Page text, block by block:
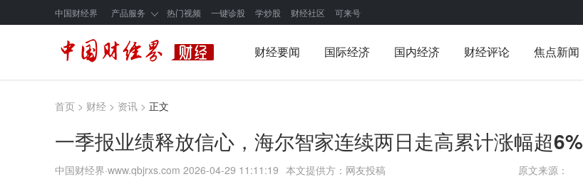
中国财经界 产品服务 热门视频 一键诊股 学炒股 财经社区 可来号
财经要闻 国际经济 国内经济 财经评论 焦点新闻
首页 > 财经 > 资讯 > 正文
一季报业绩释放信心，海尔智家连续两日走高累计涨幅超6%
中国财经界·www.qbjrxs.com 2026-04-29 11:11:19 本文提供方：网友投稿 原文来源：